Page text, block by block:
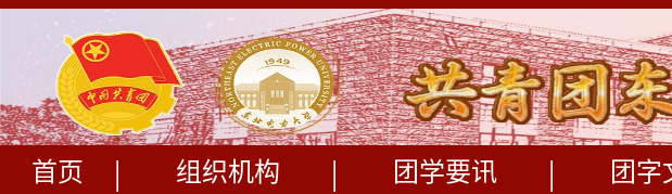
首页 | 组织机构 | 团学要讯 | 团字